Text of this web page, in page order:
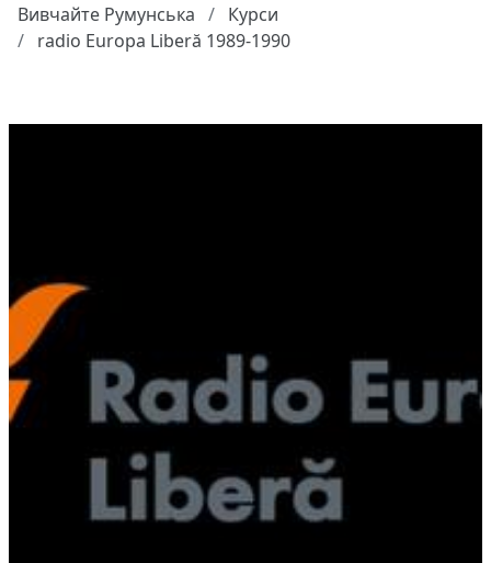
Вивчайте Румунська
Курси
radio Europa Liberă 1989-1990